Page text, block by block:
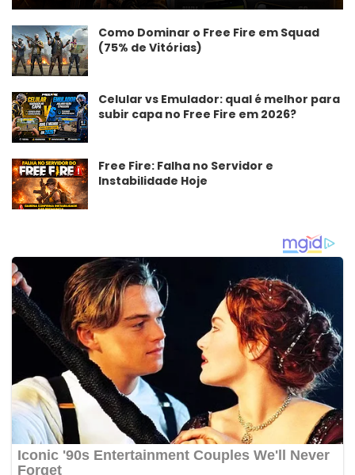
Como Dominar o Free Fire em Squad
(75% de Vitórias)
Celular vs Emulador: qual é melhor para
subir capa no Free Fire em 2026?
Free Fire: Falha no Servidor e
Instabilidade Hoje